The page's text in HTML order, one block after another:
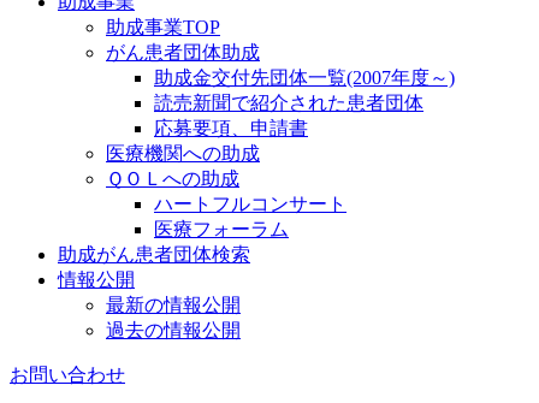
助成事業TOP
がん患者団体助成
助成金交付先団体一覧(2007年度～)
読売新聞で紹介された患者団体
応募要項、申請書
医療機関への助成
ＱＯＬへの助成
ハートフルコンサート
医療フォーラム
助成がん患者団体検索
情報公開
最新の情報公開
過去の情報公開
お問い合わせ